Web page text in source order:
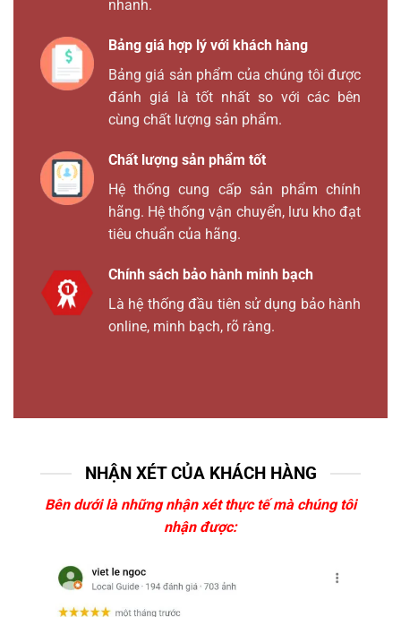
nhanh.
Bảng giá hợp lý với khách hàng
Bảng giá sản phẩm của chúng tôi được
đánh giá là tốt nhất so với các bên
cùng chất lượng sản phẩm.
Chất lượng sản phẩm tốt
Hệ thống cung cấp sản phẩm chính
hãng. Hệ thống vận chuyển, lưu kho đạt
tiêu chuẩn của hãng.
Chính sách bảo hành minh bạch
Là hệ thống đầu tiên sử dụng bảo hành
online, minh bạch, rõ ràng.
NHẬN XÉT CỦA KHÁCH HÀNG
Bên dưới là những nhận xét thực tế mà chúng tôi
nhận được: